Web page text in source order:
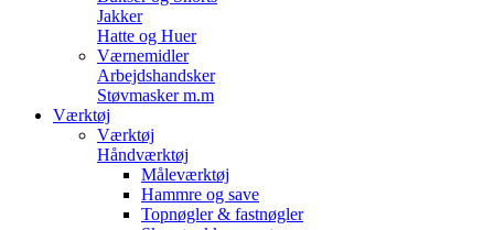
Jakker
Hatte og Huer
Værnemidler
Arbejdshandsker
Støvmasker m.m
Værktøj
Værktøj
Håndværktøj
Måleværktøj
Hammre og save
Topnøgler & fastnøgler